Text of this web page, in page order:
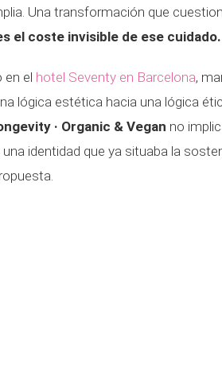
Una transformación que
el coste invisible de ese cuidado.
en el hotel Seventy en Barcelona,
lógica estética hacia una lógica
· Organic & Vegan no
identidad que ya situaba la